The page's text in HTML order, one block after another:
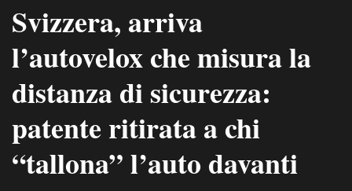
Svizzera, arriva
l’autovelox che misura la
distanza di sicurezza:
patente ritirata a chi
“tallona” l’auto davanti